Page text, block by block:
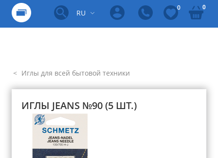
RU
0 0
Иглы для всей бытовой техники
ИГЛЫ JEANS №90 (5 ШТ.)